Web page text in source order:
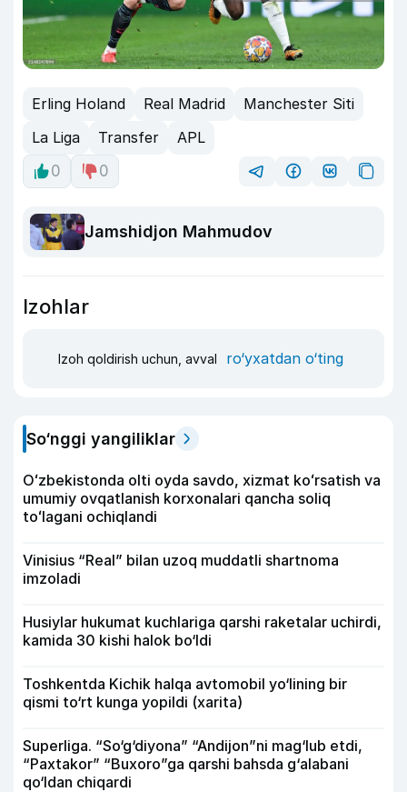
Erling Holand Real Madrid
Manchester Siti
La Liga
Transfer
APL
0
0
Jamshidjon Mahmudov
Izohlar
Izoh qoldirish uchun, avval ro‘yxatdan o‘ting
So‘nggi yangiliklar
Oʻzbekistonda olti oyda savdo, xizmat koʻrsatish va
umumiy ovqatlanish korxonalari qancha soliq
toʻlagani ochiqlandi
Vinisius “Real” bilan uzoq muddatli shartnoma
imzoladi
Husiylar hukumat kuchlariga qarshi raketalar uchirdi,
kamida 30 kishi halok bo‘ldi
Toshkentda Kichik halqa avtomobil yo‘lining bir
qismi to‘rt kunga yopildi (xarita)
Superliga. “So‘g‘diyona” “Andijon”ni mag‘lub etdi,
“Paxtakor” “Buxoro”ga qarshi bahsda g‘alabani
qo‘ldan chiqardi